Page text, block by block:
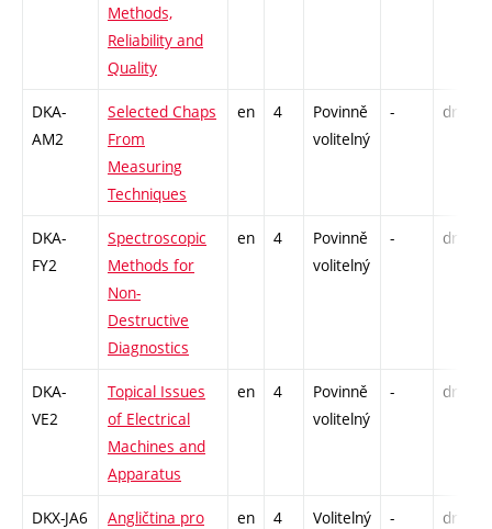
Methods,
Reliability and
Quality
DKA-
AM2
Selected Chaps
From
Measuring
Techniques
en 4
Povinně
volitelný
- drzk
DKA-
FY2
Spectroscopic
Methods for
Non-
Destructive
Diagnostics
en 4
Povinně
volitelný
- drzk
DKA-
VE2
Topical Issues
of Electrical
Machines and
Apparatus
en 4
Povinně
volitelný
- drzk
DKX-JA6
Angličtina pro
en 4 Volitelný - drzk